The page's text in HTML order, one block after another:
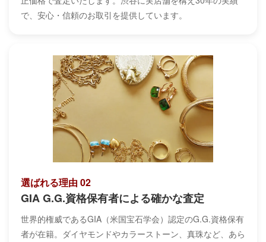
で、安心・信頼のお取引を提供しています。
選ばれる理由 02
GIA G.G.資格保有者による確かな査定
世界的権威であるGIA（米国宝石学会）認定のG.G.資格保有
者が在籍。ダイヤモンドやカラーストーン、真珠など、あら